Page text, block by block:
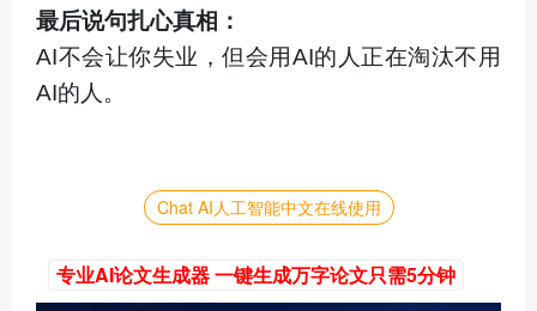
最后说句扎心真相：
AI不会让你失业，但会用AI的人正在淘汰不用
AI的人。
Chat AI人工智能中文在线使用
专业AI论文生成器 一键生成万字论文只需5分钟